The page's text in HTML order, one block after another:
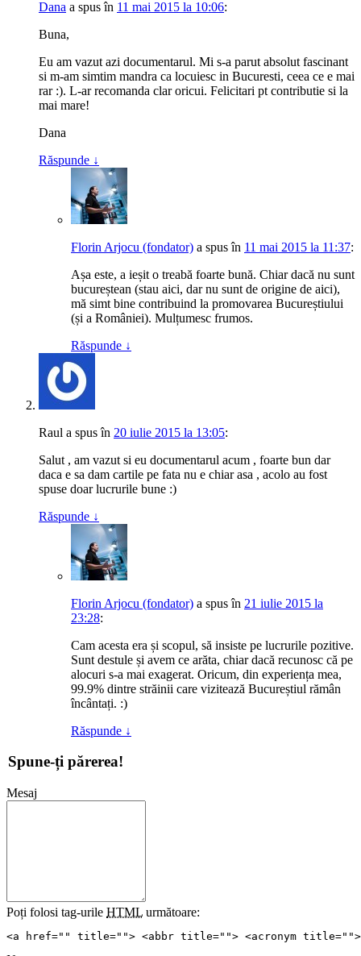
Dana a spusîn 11 mai 2015 la 10:06:
Buna,
Eu am vazut azi documentarul. Mi s-a parut absolut fascinant
si m-am simtim mandra ca locuiesc in Bucuresti, ceea ce e mai
rar :). L-ar recomanda clar oricui. Felicitari pt contributie si la
mai mare!
Dana
Răspunde ↓
Florin Arjocu (fondator) a spusîn 11 mai 2015 la 11:37:
Așa este, a ieșit o treabă foarte bună. Chiar dacă nu sunt
bucureștean (stau aici, dar nu sunt de origine de aici),
mă simt bine contribuind la promovarea Bucureștiului
(și a României). Mulțumesc frumos.
Răspunde ↓
Raul a spusîn 20 iulie 2015 la 13:05:
Salut , am vazut si eu documentarul acum , foarte bun dar
daca e sa dam cartile pe fata nu e chiar asa , acolo au fost
spuse doar lucrurile bune :)
Răspunde ↓
Florin Arjocu (fondator) a spusîn 21 iulie 2015 la
23:28:
Cam acesta era și scopul, să insiste pe lucrurile pozitive.
Sunt destule și avem ce arăta, chiar dacă recunosc că pe
alocuri s-a mai exagerat. Oricum, din experiența mea,
99.9% dintre străinii care vizitează Bucureștiul rămân
încântați. :)
Răspunde ↓
Spune-ți părerea!
Mesaj
Poți folosi tag-urile HTML următoare:
<a href="" title=""> <abbr title=""> <acronym title="">